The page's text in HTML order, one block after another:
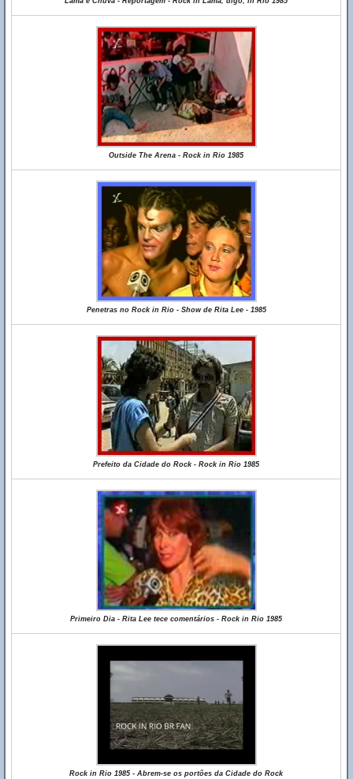
Outside The Arena - Rock in Rio 1985
Penetras no Rock in Rio - Show de Rita Lee - 1985
Prefeito da Cidade do Rock - Rock in Rio 1985
Primeiro Dia - Rita Lee tece comentários - Rock in Rio 1985
Rock in Rio 1985 - Abrem-se os portões da Cidade do Rock